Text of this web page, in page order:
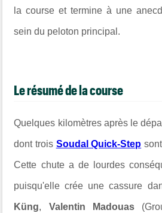
la course et termine à une
sein du peloton principal.
Le résumé de la course
Quelques kilomètres après le
dont trois Soudal Quick-Step
Cette chute a de lourdes
puisqu'elle crée une cassure
Küng, Valentin Madouas